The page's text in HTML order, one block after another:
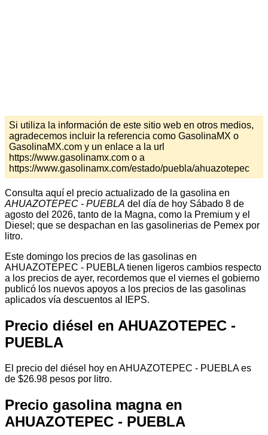
Si utiliza la información de este sitio web en otros medios,
agradecemos incluir la referencia como GasolinaMX o
GasolinaMX.com y un enlace a la url
https://www.gasolinamx.com o a
https://www.gasolinamx.com/estado/puebla/ahuazotepec
Consulta aquí el precio actualizado de la gasolina en
AHUAZOTEPEC - PUEBLA del día de hoy Sábado 8 de
agosto del 2026, tanto de la Magna, como la Premium y el
Diesel; que se despachan en las gasolinerias de Pemex por
litro.
Este domingo los precios de las gasolinas en
AHUAZOTEPEC - PUEBLA tienen ligeros cambios respecto
a los precios de ayer, recordemos que el viernes el gobierno
publicó los nuevos apoyos a los precios de las gasolinas
aplicados vía descuentos al IEPS.
Precio diésel en AHUAZOTEPEC -
PUEBLA
El precio del diésel hoy en AHUAZOTEPEC - PUEBLA es
de $26.98 pesos por litro.
Precio gasolina magna en
AHUAZOTEPEC - PUEBLA